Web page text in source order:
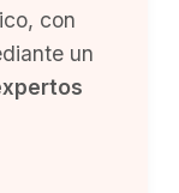
con
un